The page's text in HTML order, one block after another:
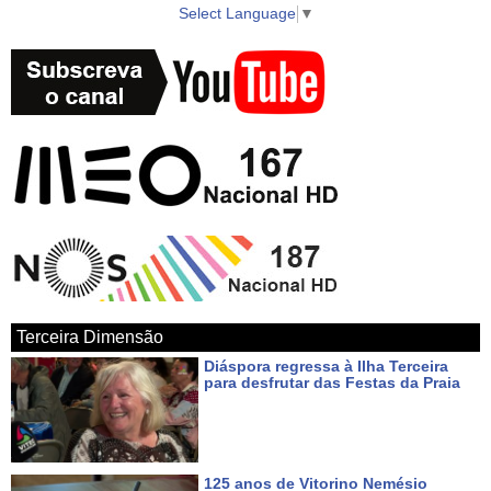
► Twitter https://twitter.com/azorestv
► Instagram https://www.instagram.com/vitecazores/
► Android Google Play App
https://play.google.com/store/apps/details?id=com.azoid.vitec
► Apple iOS App Store https://itunes.apple.com/pt/app/azorestv-by-
vitec/id1434296397?mt=8
► Google Maps
https://www.google.com/maps/place/AzoresTV+by+VITEC/
27.052234?hl
Uma produção VITEC para o seu canal AzoresTV a partir da ilha
Terceira, Açores, Portugal, Europa. Um local rico em cultura e
Select Language ▼
Terceira Dimensão
Diáspora regressa à Ilha Terceira
para desfrutar das Festas da Praia
125 anos de Vitorino Nemésio